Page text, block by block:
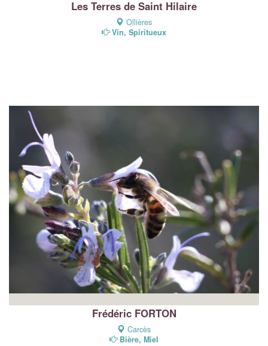
Les Terres de Saint Hilaire
Ollières
Vin, Spiritueux
Frédéric FORTON
Carcès
Bière, Miel